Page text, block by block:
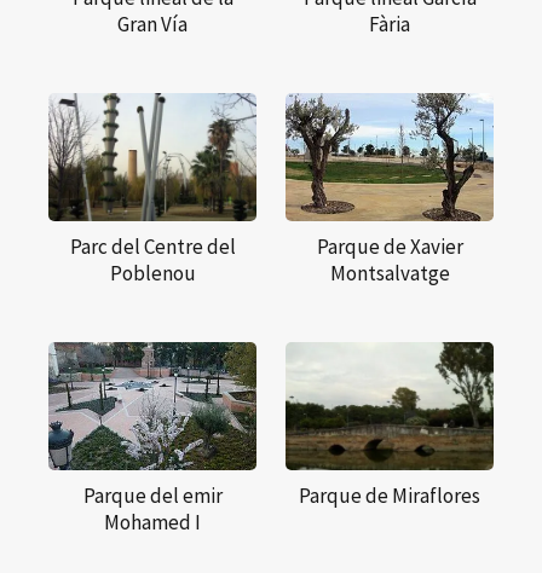
Gran Vía
Fària
Parc del Centre del
Poblenou
Parque de Xavier
Montsalvatge
Parque del emir
Mohamed I
Parque de Miraflores